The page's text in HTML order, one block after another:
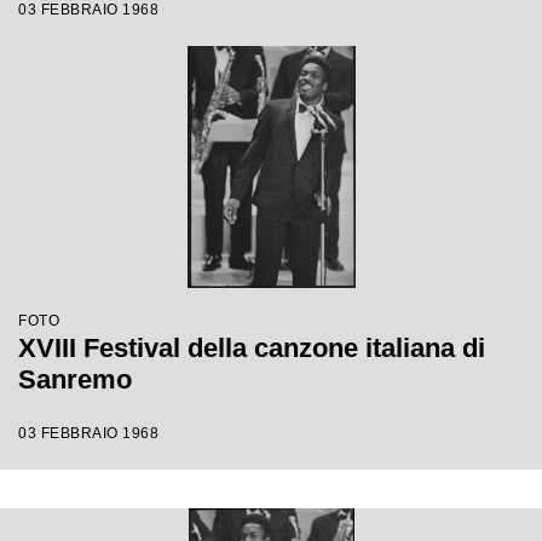
03 FEBBRAIO 1968
FOTO
XVIII Festival della canzone italiana di
Sanremo
03 FEBBRAIO 1968